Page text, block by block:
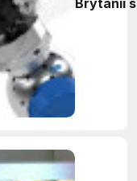
Brytanii